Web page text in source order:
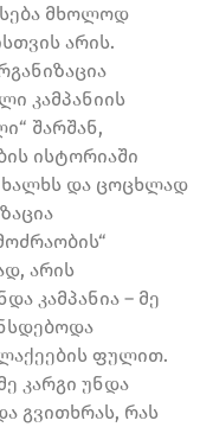
მხოლოდ
არის.
კამპანიის
შარშან,
ისტორიაში
და ცოცხლად
არის
კამპანია – მე
ფულით.
კარგი უნდა
გვითხრას, რას